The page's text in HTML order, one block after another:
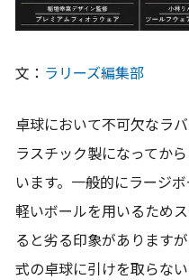
文： ラリーズ編集部
卓球において不可欠なラ
ラスチック製になってか
います。一般的にラージ
軽いボールを用いるため
ると劣る印象があります
式の卓球に引けを取らな